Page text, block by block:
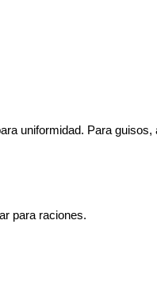
uniformidad. Para
para raciones.